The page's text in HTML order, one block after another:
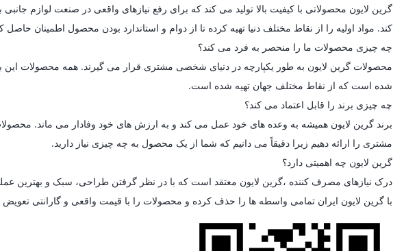
گرین لایون محصولاتی با کیفیت بالا تولید می کند که برای رفع نیازهای واقعی در صنعت
کند. مواد اولیه را از نقاط مختلف دنیا تهیه کرده تا از دوام و استاندارد بودن محصول اطمینان حاصل
چه چیزی محصولات ما را منحصر به فرد می کند؟
محصولات گرین لایون به طور یکپارچه در دنیای شخصی مشتری قرار می گیرند. همه محصولات این
شده است که از نقاط مختلف جهان تهیه شده است.
چه چیزی برند را قابل اعتماد می کند؟
برند گرین لایون همیشه به وعده های خود عمل می کند و به ارزش های خود وفادار می ماند.
مشتری را ارائه دهیم زیرا دقیقاً می دانیم که شما از یک محصول به چه چیزی نیاز دارید.
گرین لایون چه اهمیتی دارد؟
درک نیازهای مصرف کننده ،گرین لایون معتقد است که با در نظر گرفتن طراحی، سبک و بهترین
با گرین لایون ایران تمامی واسطه ها را حذف کرده و محصولات را با قیمت واقعی و گارانتی